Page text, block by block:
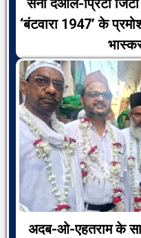
सनी देओल-प्रिटी जिंटा
‘बंटवारा 1947’ के
अदब-ओ-एहतराम के